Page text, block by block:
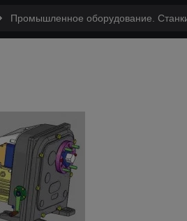
Промышленное оборудование.